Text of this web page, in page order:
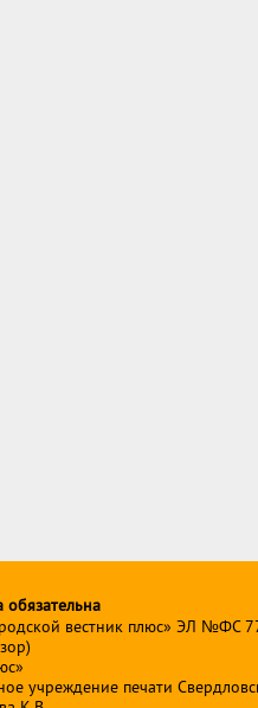
обязательна
вестник плюс» ЭЛ №ФС
учреждение печати